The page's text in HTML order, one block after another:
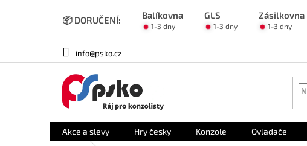
📦 DORUČENÍ: Balíkovna GLS Zásilkovna
1-3 dny 1-3 dny 1-3 dny
info@psko.cz
Akce a slevy Hry česky Konzole Ovladače